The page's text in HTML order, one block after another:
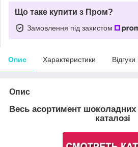
Що таке купити з Пром?
Замовлення під захистом
Опис Характеристики
Опис
Весь асортимент шоколадних
каталозі